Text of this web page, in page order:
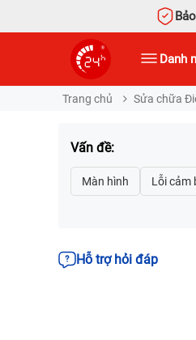
Danh
Trang chủ Sửa chữa
Vấn đề:
Hỗ trợ hỏi đáp